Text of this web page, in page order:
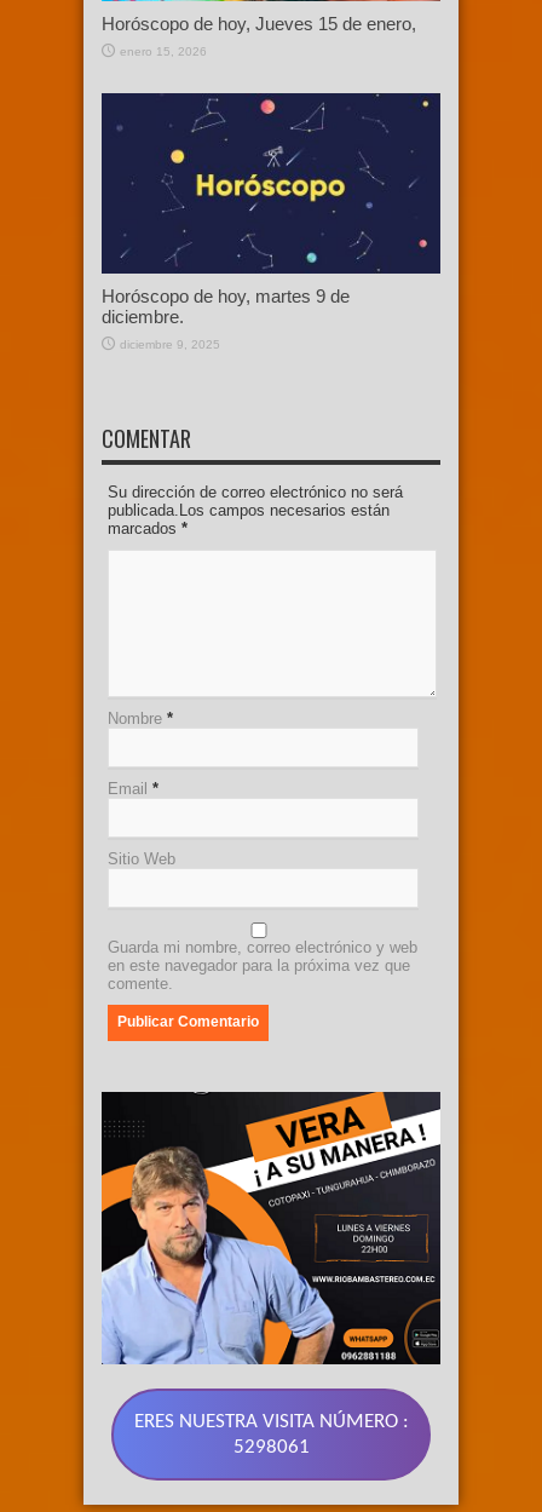
Horóscopo de hoy, Jueves 15 de enero,
enero 15, 2026
Horóscopo de hoy, martes 9 de
diciembre.
diciembre 9, 2025
COMENTAR
Su dirección de correo electrónico no será
publicada.Los campos necesarios están
marcados *
Nombre *
Email *
Sitio Web
Guarda mi nombre, correo electrónico y web
en este navegador para la próxima vez que
comente.
ERES NUESTRA VISITA NÚMERO :
5298061